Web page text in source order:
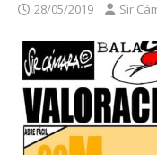
28/05/2019 Sir